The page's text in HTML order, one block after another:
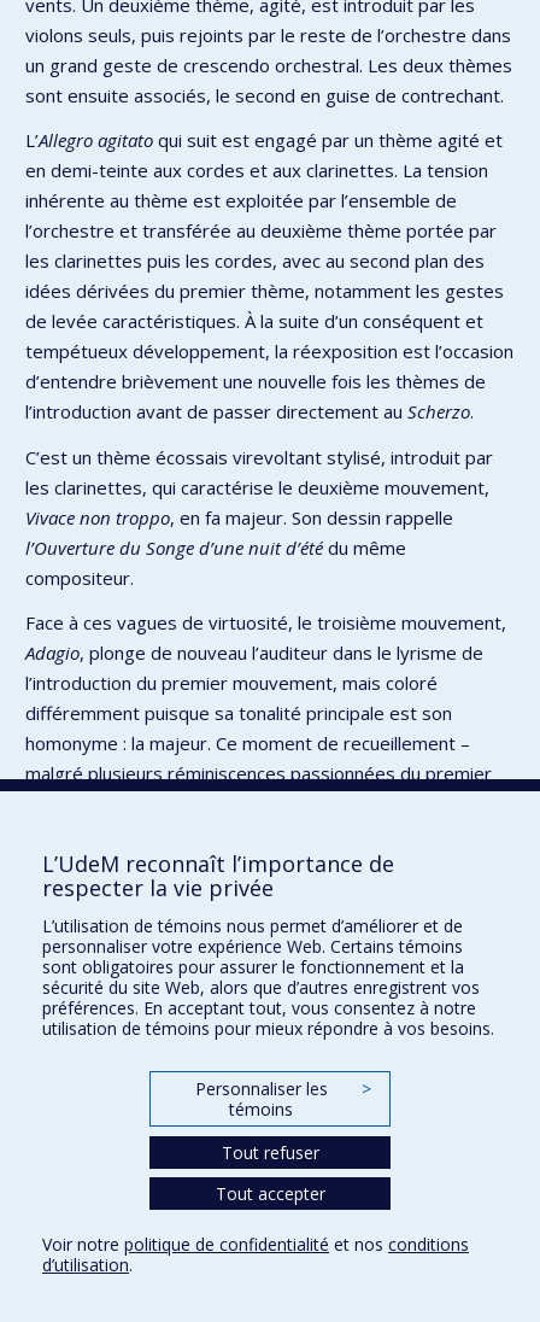
violons seuls, puis rejoints par le reste de l’orchestre dans
un grand geste de crescendo orchestral. Les deux thèmes
sont ensuite associés, le second en guise de contrechant.
L’Allegro agitato qui suit est engagé par un thème agité et
en demi-teinte aux cordes et aux clarinettes. La tension
inhérente au thème est exploitée par l’ensemble de
l’orchestre et transférée au deuxième thème portée par
les clarinettes puis les cordes, avec au second plan des
idées dérivées du premier thème, notamment les gestes
de levée caractéristiques. À la suite d’un conséquent et
tempétueux développement, la réexposition est l’occasion
d’entendre brièvement une nouvelle fois les thèmes de
l’introduction avant de passer directement au Scherzo.
C’est un thème écossais virevoltant stylisé, introduit par
les clarinettes, qui caractérise le deuxième mouvement,
Vivace non troppo, en fa majeur. Son dessin rappelle
l’Ouverture du Songe d’une nuit d’été du même
compositeur.
Face à ces vagues de virtuosité, le troisième mouvement,
Adagio, plonge de nouveau l’auditeur dans le lyrisme de
l’introduction du premier mouvement, mais coloré
différemment puisque sa tonalité principale est son
homonyme : la majeur. Ce moment de recueillement –
malgré plusieurs réminiscences passionnées du premier
(Mendelssohn l’avait initialement nommé Allegro guerriero
Le caractère vindicatif et guerrier que ce
toutefois anéanti lors de l’irruption d’un nouveau thème,
Allegro maestoso, marquant la fin du mouvement et de la
symphonie à la manière d’une conclusion hymnique.
La visée unificatrice dépasse la coda de la symphonie :
(en un seul mouvement). En outre, son écriture est
basée sur l’extension et le déploiement d’une cellule
génératrice, ce qui explique la longueur de cette œuvre de
plus de quarante minutes.
L’UdeM reconnaît l’importance de
respecter la vie privée
L’utilisation de témoins nous permet d’améliorer et de
personnaliser votre expérience Web. Certains témoins
sont obligatoires pour assurer le fonctionnement et la
sécurité du site Web, alors que d’autres enregistrent vos
préférences. En acceptant tout, vous consentez à notre
utilisation de témoins pour mieux répondre à vos besoins.
Personnaliser les
témoins
>
Tout refuser
Tout accepter
Voir notre politique de confidentialité et nos conditions
d’utilisation.